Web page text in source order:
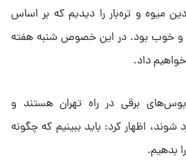
میوه‌ و تره‌بار را دیدیم که بر اساس
و خوب بود. در این خصوص شنبه هفته
داد.
برقی در راه تهران هستند و
شوند، اظهار کرد: باید ببینیم که چگونه
بدهیم.